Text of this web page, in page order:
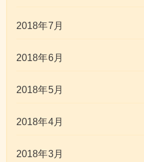
2018年7月
2018年6月
2018年5月
2018年4月
2018年3月